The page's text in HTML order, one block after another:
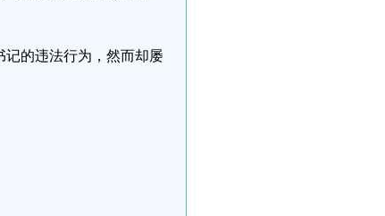
记的违法行为，然而却屡